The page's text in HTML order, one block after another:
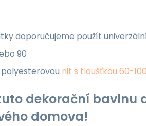
doporučujeme použít
90
nit s tloušťkou 60-
dekorační bavlnu
domova!